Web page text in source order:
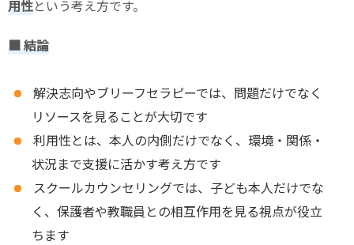
用性という考え方です。
■ 結論
解決志向やブリーフセラピーでは、問題だけでなく
リソースを見ることが大切です
利用性とは、本人の内側だけでなく、環境・関係・
状況まで支援に活かす考え方です
スクールカウンセリングでは、子ども本人だけでな
く、保護者や教職員との相互作用を見る視点が役立
ちます